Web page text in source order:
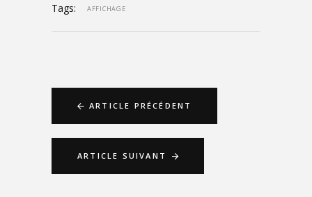
Tags: AFFICHAGE
ARTICLE PRÉCÉDENT
ARTICLE SUIVANT